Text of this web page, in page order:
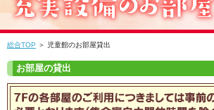
総合TOP ＞ 児童館のお部屋貸出